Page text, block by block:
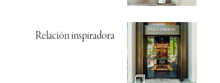
Relación inspiradora